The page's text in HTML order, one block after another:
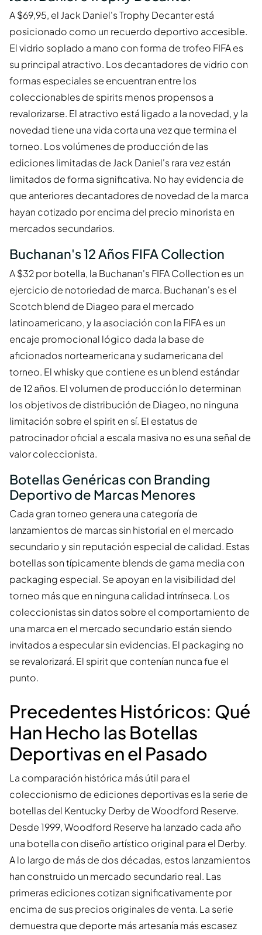
A $69,95, el Jack Daniel's Trophy Decanter está
posicionado como un recuerdo deportivo accesible.
El vidrio soplado a mano con forma de trofeo FIFA es
su principal atractivo. Los decantadores de vidrio con
formas especiales se encuentran entre los
coleccionables de spirits menos propensos a
revalorizarse. El atractivo está ligado a la novedad, y la
novedad tiene una vida corta una vez que termina el
torneo. Los volúmenes de producción de las
ediciones limitadas de Jack Daniel's rara vez están
limitados de forma significativa. No hay evidencia de
que anteriores decantadores de novedad de la marca
hayan cotizado por encima del precio minorista en
mercados secundarios.
Buchanan's 12 Años FIFA Collection
A $32 por botella, la Buchanan's FIFA Collection es un
ejercicio de notoriedad de marca. Buchanan's es el
Scotch blend de Diageo para el mercado
latinoamericano, y la asociación con la FIFA es un
encaje promocional lógico dada la base de
aficionados norteamericana y sudamericana del
torneo. El whisky que contiene es un blend estándar
de 12 años. El volumen de producción lo determinan
los objetivos de distribución de Diageo, no ninguna
limitación sobre el spirit en sí. El estatus de
patrocinador oficial a escala masiva no es una señal de
valor coleccionista.
Botellas Genéricas con Branding
Deportivo de Marcas Menores
Cada gran torneo genera una categoría de
lanzamientos de marcas sin historial en el mercado
secundario y sin reputación especial de calidad. Estas
botellas son típicamente blends de gama media con
packaging especial. Se apoyan en la visibilidad del
torneo más que en ninguna calidad intrínseca. Los
coleccionistas sin datos sobre el comportamiento de
una marca en el mercado secundario están siendo
invitados a especular sin evidencias. El packaging no
se revalorizará. El spirit que contenían nunca fue el
punto.
Precedentes Históricos: Qué
Han Hecho las Botellas
Deportivas en el Pasado
La comparación histórica más útil para el
coleccionismo de ediciones deportivas es la serie de
botellas del Kentucky Derby de Woodford Reserve.
Desde 1999, Woodford Reserve ha lanzado cada año
una botella con diseño artístico original para el Derby.
A lo largo de más de dos décadas, estos lanzamientos
han construido un mercado secundario real. Las
primeras ediciones cotizan significativamente por
encima de sus precios originales de venta. La serie
demuestra que deporte más artesanía más escasez